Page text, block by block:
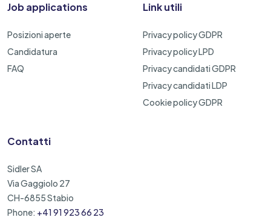
Job applications
Posizioni aperte
Candidatura
FAQ
Link utili
Privacy policy GDPR
Privacy policy LPD
Privacy candidati GDPR
Privacy candidati LDP
Cookie policy GDPR
Contatti
Sidler SA
Via Gaggiolo 27
CH-6855 Stabio
Phone: +41 91 923 66 23